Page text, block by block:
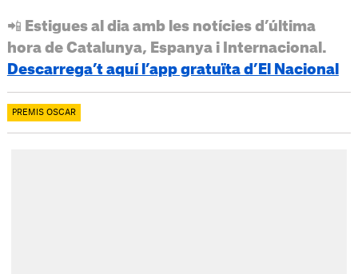
📲 Estigues al dia amb les notícies d’última
hora de Catalunya, Espanya i Internacional.
Descarrega’t aquí l’app gratuïta d’El Nacional
PREMIS OSCAR